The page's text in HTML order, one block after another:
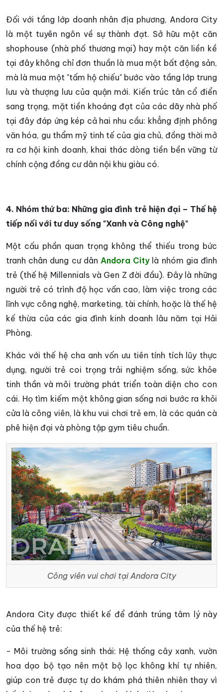
Đối với tầng lớp doanh nhân địa phương, Andora City
là một tuyên ngôn về sự thành đạt. Sở hữu một căn
shophouse (nhà phố thương mại) hay một căn liền kề
tại đây không chỉ đơn thuần là mua một bất động sản,
mà là mua một "tấm hộ chiếu" bước vào tầng lớp trung
lưu và thượng lưu của quận mới. Kiến trúc tân cổ điển
sang trọng, mặt tiền khoáng đạt của các dãy nhà phố
tại đây đáp ứng kép cả hai nhu cầu: khẳng định phông
văn hóa, gu thẩm mỹ tinh tế của gia chủ, đồng thời mở
ra cơ hội kinh doanh, khai thác dòng tiền bền vững từ
chính cộng đồng cư dân nội khu giàu có.
4. Nhóm thứ ba: Những gia đình trẻ hiện đại – Thế hệ
tiếp nối với tư duy sống "Xanh và Công nghệ"
Một cấu phần quan trọng không thể thiếu trong bức
tranh chân dung cư dân Andora Citylà nhóm gia đình
trẻ (thế hệ Millennials và Gen Z đời đầu). Đây là những
người trẻ có trình độ học vấn cao, làm việc trong các
lĩnh vực công nghệ, marketing, tài chính, hoặc là thế hệ
kế thừa của các gia đình kinh doanh lâu năm tại Hải
Phòng.
Khác với thế hệ cha anh vốn ưu tiên tính tích lũy thực
dụng, người trẻ coi trọng trải nghiệm sống, sức khỏe
tinh thần và môi trường phát triển toàn diện cho con
cái. Họ tìm kiếm một không gian sống nơi bước ra khỏi
cửa là công viên, là khu vui chơi trẻ em, là các quán cà
phê hiện đại và phòng tập gym tiêu chuẩn.
Công viên vui chơi tại Andora City
Andora City được thiết kế để đánh trúng tâm lý này
của thế hệ trẻ:
- Môi trường sống sinh thái: Hệ thống cây xanh, vườn
hoa dạo bộ tạo nên một bộ lọc không khí tự nhiên,
giúp con trẻ được tự do khám phá thiên nhiên thay vì